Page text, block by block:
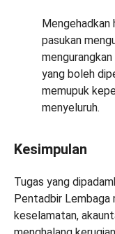
Mengehadkan
pasukan
yang boleh
memupuk
menyeluruh.
Kesimpulan
Tugas yang
Pentadbir Lembaga
keselamatan,